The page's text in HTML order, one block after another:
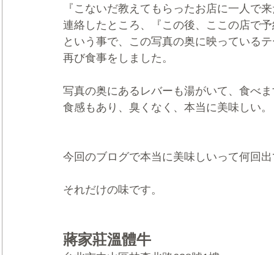
『こないだ教えてもらったお店に一人で
連絡したところ、『この後、ここの店で
という事で、この写真の奥に映っている
再び食事をしました。
写真の奥にあるレバーも湯がいて、食べ
食感もあり、臭くなく、本当に美味しい。
今回のブログで本当に美味しいって何回
それだけの味です。
蔣家莊溫體牛